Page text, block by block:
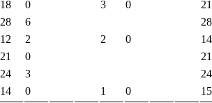
18 0 3 0 21
28 6 28
12 2 2 0 14
21 0 21
24 3 24
14 0 1 0 15